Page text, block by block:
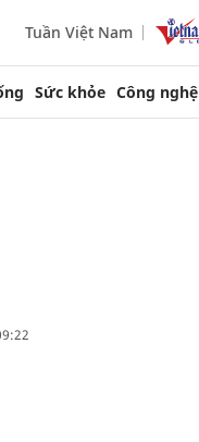
Tuần Việt Nam
Sức khỏe Công nghệ